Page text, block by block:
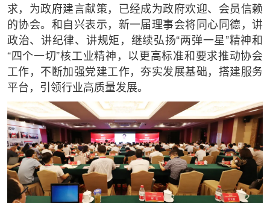
求，为政府建言献策，已经成为政府欢迎、会员信赖
的协会。和自兴表示，新一届理事会将同心同德，讲
政治、讲纪律、讲规矩，继续弘扬“两弹一星”精神和
“四个一切”核工业精神，以更高标准和要求推动协会
工作，不断加强党建工作，夯实发展基础，搭建服务
平台，引领行业高质量发展。